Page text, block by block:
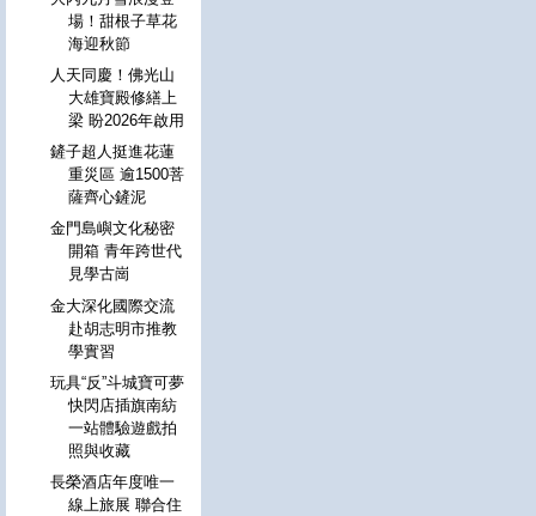
場！甜根子草花
海迎秋節
人天同慶！佛光山
大雄寶殿修繕上
梁 盼2026年啟用
鏟子超人挺進花蓮
重災區 逾1500菩
薩齊心鏟泥
金門島嶼文化秘密
開箱 青年跨世代
見學古崗
金大深化國際交流
赴胡志明市推教
學實習
玩具“反”斗城寶可夢
快閃店插旗南紡
一站體驗遊戲拍
照與收藏
長榮酒店年度唯一
線上旅展 聯合住